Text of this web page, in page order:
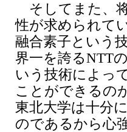
そしてまた、
性が求められて
融合素子という
界一を誇るNTT
いう技術によっ
ことができるの
東北大学は十分
のであるから心